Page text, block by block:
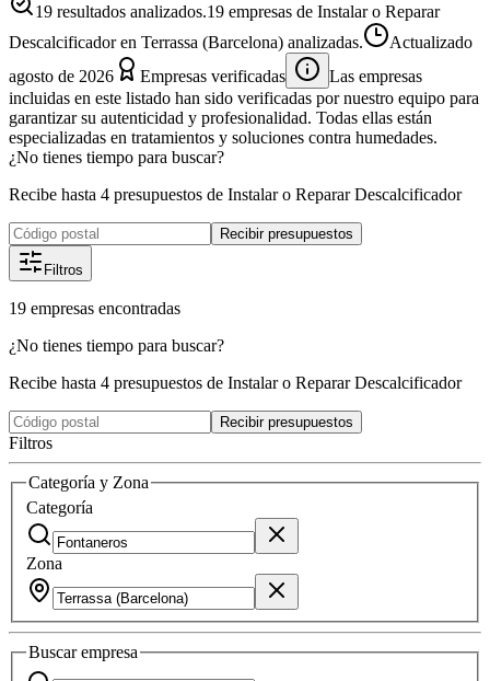
19 resultados analizados.19 empresas de Instalar o Reparar
Descalcificador en Terrassa (Barcelona) analizadas.
Actualizado
agosto de 2026
Empresas verificadas
Las empresas
incluidas en este listado han sido verificadas por nuestro equipo para
garantizar su autenticidad y profesionalidad. Todas ellas están
especializadas en tratamientos y soluciones contra humedades.
¿No tienes tiempo para buscar?
Recibe hasta 4 presupuestos de Instalar o Reparar Descalcificador
Recibir presupuestos
Filtros
19 empresas encontradas
¿No tienes tiempo para buscar?
Recibe hasta 4 presupuestos de Instalar o Reparar Descalcificador
Recibir presupuestos
Filtros
Categoría y Zona
Categoría
Zona
Buscarempresa